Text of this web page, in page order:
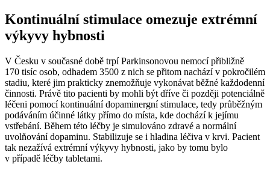
Kontinuální stimulace omezuje extrémní
výkyvy hybnosti
V Česku v současné době trpí Parkinsonovou nemocí přibližně
170 tisíc osob, odhadem 3500 z nich se přitom nachází v pokročilém
stadiu, které jim prakticky znemožňuje vykonávat běžné každodenní
činnosti. Právě tito pacienti by mohli být dříve či později potenciálně
léčeni pomocí kontinuální dopaminergní stimulace, tedy průběžným
podáváním účinné látky přímo do místa, kde dochází k jejímu
vstřebání. Během této léčby je simulováno zdravé a normální
uvolňování dopaminu. Stabilizuje se i hladina léčiva v krvi. Pacient
tak nezažívá extrémní výkyvy hybnosti, jako by tomu bylo
v případě léčby tabletami.